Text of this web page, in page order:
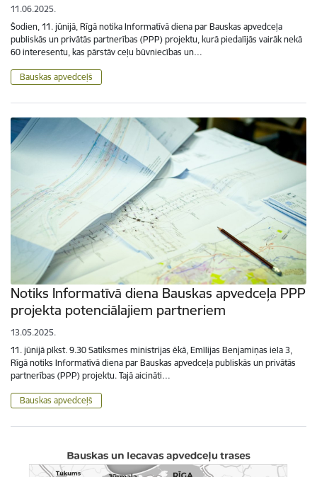
11.06.2025.
Šodien, 11. jūnijā, Rīgā notika Informatīvā diena par Bauskas apvedceļa
publiskās un privātās partnerības (PPP) projektu, kurā piedalījās vairāk nekā
60 interesentu, kas pārstāv ceļu būvniecības un…
Bauskas apvedceļš
Notiks Informatīvā diena Bauskas apvedceļa PPP
projekta potenciālajiem partneriem
13.05.2025.
11. jūnijā plkst. 9.30 Satiksmes ministrijas ēkā, Emīlijas Benjamiņas iela 3,
Rīgā notiks Informatīvā diena par Bauskas apvedceļa publiskās un privātās
partnerības (PPP) projektu. Tajā aicināti…
Bauskas apvedceļš